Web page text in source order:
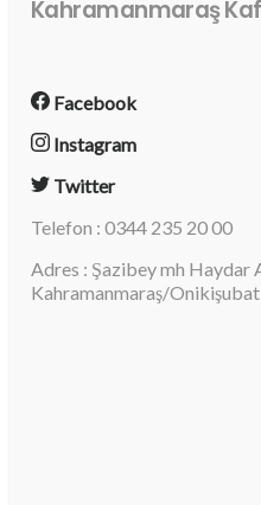
Kahramanmaraş
Facebook
Instagram
Twitter
Telefon : 0344 235 20 00
Adres : Şazibey mh Haydar
Kahramanmaraş/Onikişubat